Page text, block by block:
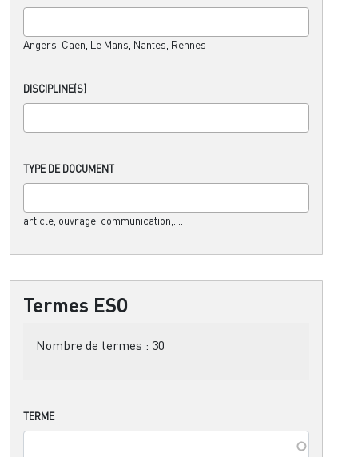
Angers, Caen, Le Mans, Nantes, Rennes
DISCIPLINE(S)
TYPE DE DOCUMENT
article, ouvrage, communication,....
Termes ESO
Nombre de termes : 30
TERME